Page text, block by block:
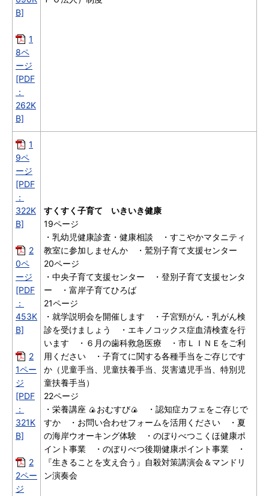
B]
1
8ペ
ージ
[PDF
：
262K
B]
1
9ペ
ージ
[PDF
：
322K
B]
2
0ペ
ージ
[PDF
：
453K
B]
2
1ペー
ジ
[PDF
：
321K
B]
2
2ペー
ジ
すくすく子育て いきいき健康
19ページ
・乳幼児健康診査・健康相談 ・すこやかマタニティ
教室に参加しませんか ・鷲別子育て支援センター
20ページ
・中央子育て支援センター ・登別子育て支援センタ
ー ・富岸子育てひろば
21ページ
・就学説明会を開催します ・子宮頸がん・乳がん検
診を受けましょう ・エキノコックス症血清検査を行
います ・６月の歯科救急医療 ・市ＬＩＮＥをご利
用ください ・子育てに関する各種手当をご存じです
か（児童手当、児童扶養手当、災害遺児手当、特別児
童扶養手当）
22ページ
・栄養講座 🍙おむすび🍙 ・認知症カフェをご存じで
すか ・お問い合わせフォームを活用ください ・夏
の海岸ウオーキング体験 ・のぼりべつこくほ健康ポ
イント事業 ・のぼりべつ後期健康ポイント事業 ・
『生きることを支え合う』自殺対策講演会＆マンドリ
ン演奏会